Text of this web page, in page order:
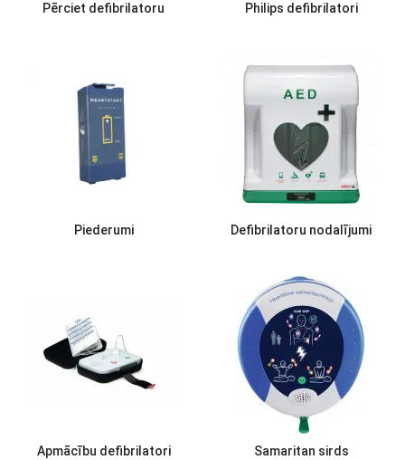
Pērciet defibrilatoru Philips defibrilatori
Piederumi Defibrilatoru nodalījumi
Apmācību defibrilatori
Samaritan sirds